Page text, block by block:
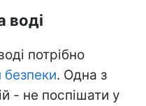
воді
потрібно
. Одна з
- не поспішати у